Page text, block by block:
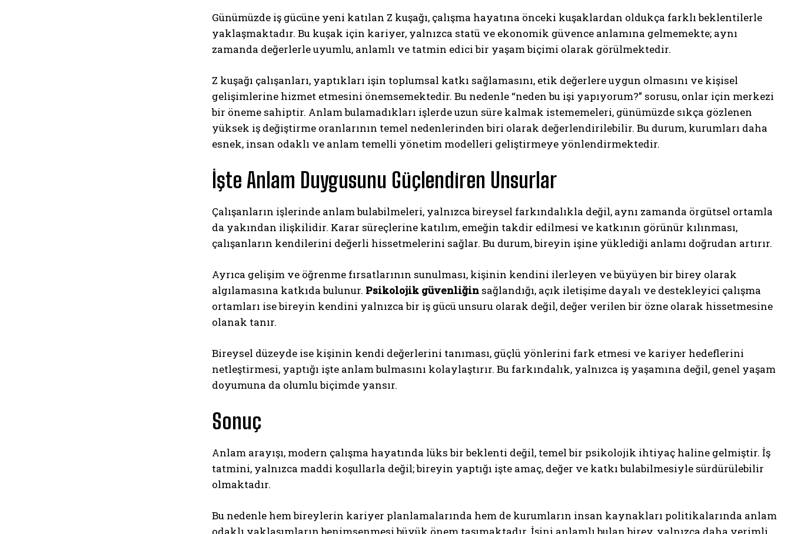
Günümüzde iş gücüne yeni katılan Z kuşağı, çalışma hayatına önceki kuşaklardan oldukça farklı beklentilerle
yaklaşmaktadır. Bu kuşak için kariyer, yalnızca statü ve ekonomik güvence anlamına gelmemekte; aynı
zamanda değerlerle uyumlu, anlamlı ve tatmin edici bir yaşam biçimi olarak görülmektedir.
Z kuşağı çalışanları, yaptıkları işin toplumsal katkı sağlamasını, etik değerlere uygun olmasını ve kişisel
gelişimlerine hizmet etmesini önemsemektedir. Bu nedenle “neden bu işi yapıyorum?” sorusu, onlar için merkezi
bir öneme sahiptir. Anlam bulamadıkları işlerde uzun süre kalmak istememeleri, günümüzde sıkça gözlenen
yüksek iş değiştirme oranlarının temel nedenlerinden biri olarak değerlendirilebilir. Bu durum, kurumları daha
esnek, insan odaklı ve anlam temelli yönetim modelleri geliştirmeye yönlendirmektedir.
İşte Anlam Duygusunu Güçlendiren Unsurlar
Çalışanların işlerinde anlam bulabilmeleri, yalnızca bireysel farkındalıkla değil, aynı zamanda örgütsel ortamla
da yakından ilişkilidir. Karar süreçlerine katılım, emeğin takdir edilmesi ve katkının görünür kılınması,
çalışanların kendilerini değerli hissetmelerini sağlar. Bu durum, bireyin işine yüklediği anlamı doğrudan artırır.
Ayrıca gelişim ve öğrenme fırsatlarının sunulması, kişinin kendini ilerleyen ve büyüyen bir birey olarak
algılamasına katkıda bulunur. Psikolojik güvenliğin sağlandığı, açık iletişime dayalı ve destekleyici çalışma
ortamları ise bireyin kendini yalnızca bir iş gücü unsuru olarak değil, değer verilen bir özne olarak hissetmesine
olanak tanır.
Bireysel düzeyde ise kişinin kendi değerlerini tanıması, güçlü yönlerini fark etmesi ve kariyer hedeflerini
netleştirmesi, yaptığı işte anlam bulmasını kolaylaştırır. Bu farkındalık, yalnızca iş yaşamına değil, genel yaşam
doyumuna da olumlu biçimde yansır.
Sonuç
Anlam arayışı, modern çalışma hayatında lüks bir beklenti değil, temel bir psikolojik ihtiyaç haline gelmiştir. İş
tatmini, yalnızca maddi koşullarla değil; bireyin yaptığı işte amaç, değer ve katkı bulabilmesiyle sürdürülebilir
olmaktadır.
Bu nedenle hem bireylerin kariyer planlamalarında hem de kurumların insan kaynakları politikalarında anlam